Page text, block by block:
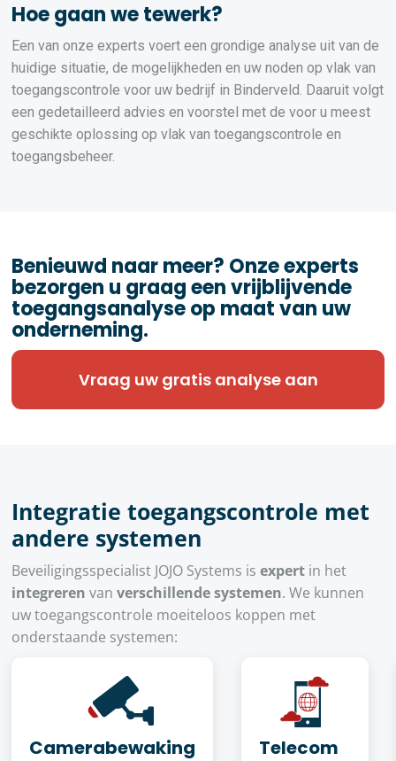
Hoe gaan we tewerk?
Een van onze experts voert een grondige analyse uit van de
huidige situatie, de mogelijkheden en uw noden op vlak van
toegangscontrole voor uw bedrijf in Binderveld. Daaruit volgt
een gedetailleerd advies en voorstel met de voor u meest
geschikte oplossing op vlak van toegangscontrole en
toegangsbeheer.
Benieuwd naar meer? Onze experts
bezorgen u graag een vrijblijvende
toegangsanalyse op maat van uw
onderneming.
Vraag uw gratis analyse aan
Integratie toegangscontrole met
andere systemen
Beveiligingsspecialist JOJO Systems isexpert in het
integreren vanverschillende systemen. We kunnen
uw toegangscontrole moeiteloos koppen met
onderstaande systemen:
Camerabewaking Telecom